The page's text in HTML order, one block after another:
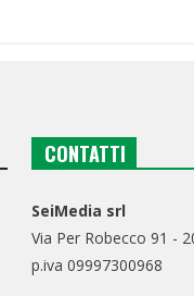
CONTATTI
SeiMedia srl
Via Per Robecco 91 -
p.iva 09997300968